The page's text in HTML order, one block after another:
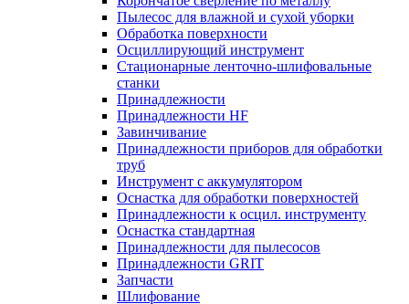
Пылесос для влажной и сухой уборки
Обработка поверхности
Осциллирующий инструмент
Стационарные ленточно-шлифовальные
станки
Принадлежности
Принадлежности HF
Завинчивание
Принадлежности приборов для обработки
труб
Инструмент с аккумулятором
Оснастка для обработки поверхностей
Принадлежности к осцил. инструменту
Оснастка стандартная
Принадлежности для пылесосов
Принадлежности GRIT
Запчасти
Шлифование